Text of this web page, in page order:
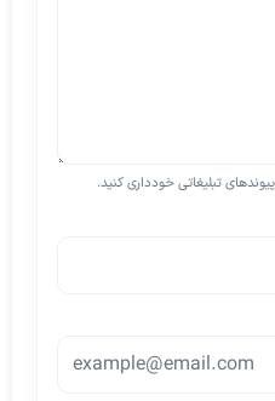
تبلیغاتی خودداری کنید.